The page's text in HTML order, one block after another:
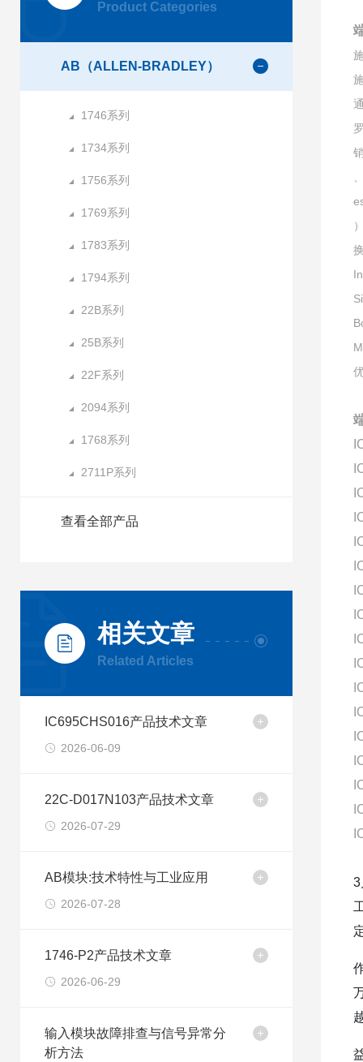
Product Categories
AB（ALLEN-BRADLEY）
1746系列
1734系列
1756系列
1769系列
1783系列
1794系列
22B系列
25B系列
22F系列
2094系列
1768系列
2711P系列
查看全部产品
相关文章
Related Articles
IC695CHS016产品技术文章
2026-06-09
22C-D017N103产品技术文章
2026-07-29
AB模块:技术特性与工业应用
2026-07-28
1746-P2产品技术文章
2026-06-29
输入模块故障排查与信号异常分
析方法
3